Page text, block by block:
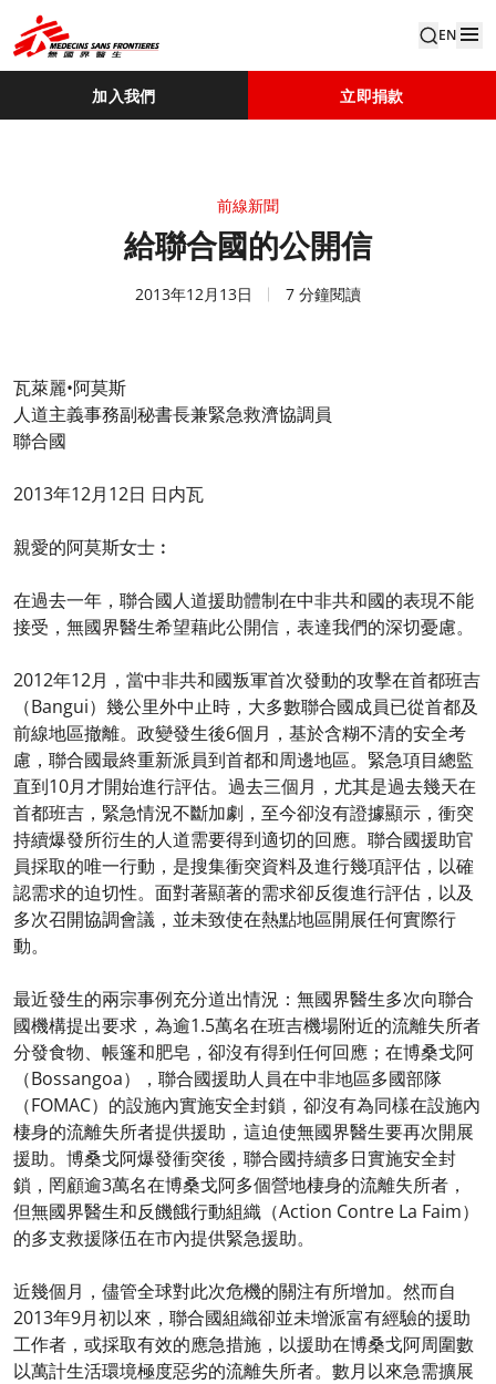
EN
加入我們 立即捐款
前線新聞
給聯合國的公開信
2013年12月13日 7 分鐘閱讀
瓦萊麗•阿莫斯
人道主義事務副秘書長兼緊急救濟協調員
聯合國
2013年12月12日 日内瓦
親愛的阿莫斯女士︰
在過去一年，聯合國人道援助體制在中非共和國的表現不能
接受，無國界醫生希望藉此公開信，表達我們的深切憂慮。
2012年12月，當中非共和國叛軍首次發動的攻擊在首都班吉
（Bangui）幾公里外中止時，大多數聯合國成員已從首都及
前線地區撤離。政變發生後6個月，基於含糊不清的安全考
慮，聯合國最終重新派員到首都和周邊地區。緊急項目總監
直到10月才開始進行評估。過去三個月，尤其是過去幾天在
首都班吉，緊急情況不斷加劇，至今卻沒有證據顯示，衝突
持續爆發所衍生的人道需要得到適切的回應。聯合國援助官
員採取的唯一行動，是搜集衝突資料及進行幾項評估，以確
認需求的迫切性。面對著顯著的需求卻反復進行評估，以及
多次召開協調會議，並未致使在熱點地區開展任何實際行
動。
最近發生的兩宗事例充分道出情況：無國界醫生多次向聯合
國機構提出要求，為逾1.5萬名在班吉機場附近的流離失所者
分發食物、帳篷和肥皂，卻沒有得到任何回應；在博桑戈阿
（Bossangoa），聯合國援助人員在中非地區多國部隊
（FOMAC）的設施內實施安全封鎖，卻沒有為同樣在設施內
棲身的流離失所者提供援助，這迫使無國界醫生要再次開展
援助。博桑戈阿爆發衝突後，聯合國持續多日實施安全封
鎖，罔顧逾3萬名在博桑戈阿多個營地棲身的流離失所者，
但無國界醫生和反饑餓行動組織（Action Contre La Faim）
的多支救援隊伍在市內提供緊急援助。
近幾個月，儘管全球對此次危機的關注有所增加。然而自
2013年9月初以來，聯合國組織卻並未增派富有經驗的援助
工作者，或採取有效的應急措施，以援助在博桑戈阿周圍數
以萬計生活環境極度惡劣的流離失所者。數月以來急需擴展